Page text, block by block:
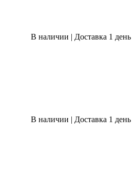
В наличии | Доставка 1 день
В наличии | Доставка 1 день